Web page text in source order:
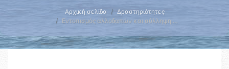
Αρχική σελίδα
Δραστηριότητες
Εντοπισμός αλλοδαπών και σύλληψη …